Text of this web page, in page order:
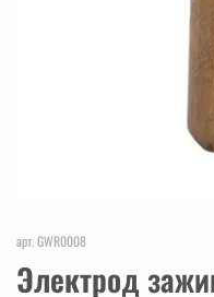
арт.GWR0008
Электрод